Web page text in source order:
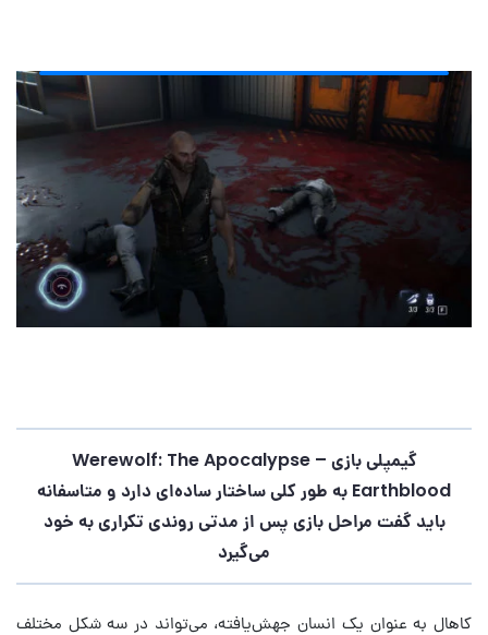
گیمپلی بازی Werewolf: The Apocalypse –
Earthblood به طور کلی ساختار ساده‌ای دارد و متاسفانه
باید گفت مراحل بازی پس از مدتی روندی تکراری به خود
می‌گیرد
کاهال به عنوان یک انسان جهش‌یافته، می‌تواند در سه شکل مختلف